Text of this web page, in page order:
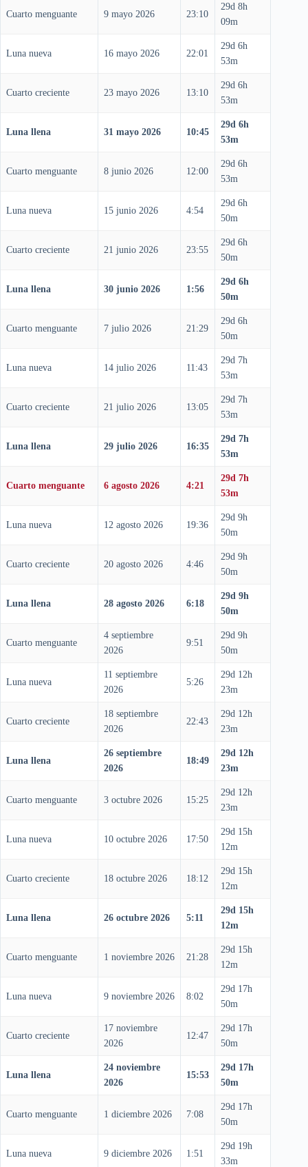
Cuarto menguante 9 mayo 2026 23:10
29d 8h
09m
Luna nueva 16 mayo 2026 22:01
29d 6h
53m
Cuarto creciente 23 mayo 2026 13:10
29d 6h
53m
Luna llena 31 mayo 2026 10:45
29d 6h
53m
Cuarto menguante 8 junio 2026 12:00
29d 6h
53m
Luna nueva 15 junio 2026 4:54
29d 6h
50m
Cuarto creciente 21 junio 2026 23:55
29d 6h
50m
Luna llena 30 junio 2026 1:56
29d 6h
50m
Cuarto menguante 7 julio 2026 21:29
29d 6h
50m
Luna nueva 14 julio 2026 11:43
29d 7h
53m
Cuarto creciente 21 julio 2026 13:05
29d 7h
53m
Luna llena 29 julio 2026 16:35
29d 7h
53m
Cuarto menguante 6 agosto 2026 4:21
29d 7h
53m
Luna nueva 12 agosto 2026 19:36
29d 9h
50m
Cuarto creciente 20 agosto 2026 4:46
29d 9h
50m
Luna llena 28 agosto 2026 6:18
29d 9h
50m
Cuarto menguante
4 septiembre
2026
9:51
29d 9h
50m
Luna nueva
11 septiembre
2026
5:26
29d 12h
23m
Cuarto creciente
18 septiembre
2026
22:43
29d 12h
23m
Luna llena
26 septiembre
2026
18:49
29d 12h
23m
Cuarto menguante 3 octubre 2026 15:25
29d 12h
23m
Luna nueva 10 octubre 2026 17:50
29d 15h
12m
Cuarto creciente 18 octubre 2026 18:12
29d 15h
12m
Luna llena 26 octubre 2026 5:11
29d 15h
12m
Cuarto menguante 1 noviembre 2026 21:28
29d 15h
12m
Luna nueva 9 noviembre 2026 8:02
29d 17h
50m
Cuarto creciente
17 noviembre
2026
12:47
29d 17h
50m
Luna llena
24 noviembre
2026
15:53
29d 17h
50m
Cuarto menguante 1 diciembre 2026 7:08
29d 17h
50m
Luna nueva 9 diciembre 2026 1:51
29d 19h
33m